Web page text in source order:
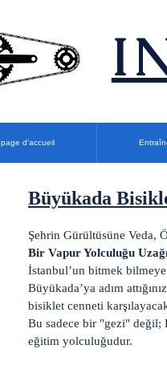
page d'accueil
Büyükada
Şehrin Gürültüsüne Veda,
Bir Vapur Yolculuğu
İstanbul’un bitmek
Büyükada’ya adım
bisiklet cenneti
Bu sadece bir "gezi" değil;
eğitim yolculuğudur.